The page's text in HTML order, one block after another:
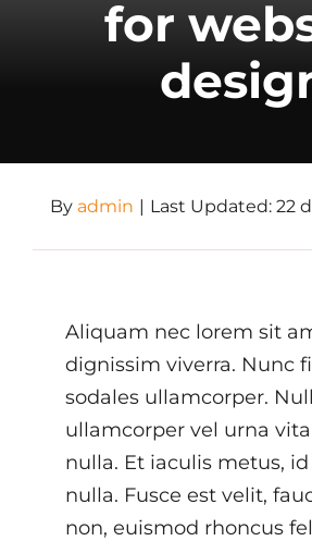
for
By admin | Last Updated: 22
Aliquam nec lorem sit
dignissim viverra. Nunc
sodales ullamcorper.
ullamcorper vel urna
nulla. Et iaculis metus,
nulla. Fusce est velit,
non, euismod rhoncus